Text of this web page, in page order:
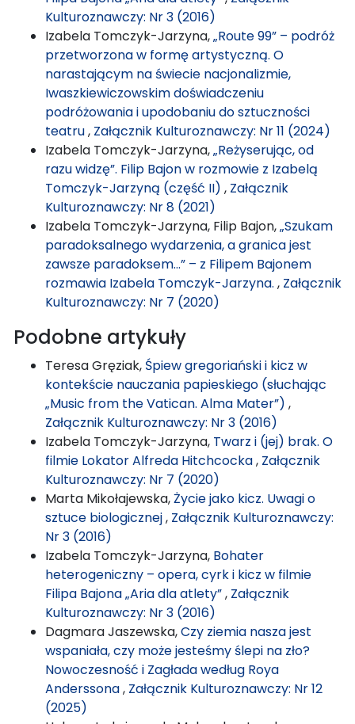
Kulturoznawczy: Nr 3 (2016)
Izabela Tomczyk-Jarzyna,„Route 99” – podróż
przetworzona w formę artystyczną. O
narastającym na świecie nacjonalizmie,
Iwaszkiewiczowskim doświadczeniu
podróżowania i upodobaniu do sztuczności
teatru, Załącznik Kulturoznawczy: Nr 11 (2024)
Izabela Tomczyk-Jarzyna,„Reżyserując, od
razu widzę”. Filip Bajon w rozmowie z Izabelą
Tomczyk-Jarzyną (część II) , Załącznik
Kulturoznawczy: Nr 8 (2021)
Izabela Tomczyk-Jarzyna, Filip Bajon,„Szukam
paradoksalnego wydarzenia, a granica jest
zawsze paradoksem…” – z Filipem Bajonem
rozmawia Izabela Tomczyk-Jarzyna. , Załącznik
Kulturoznawczy: Nr 7 (2020)
Podobne artykuły
Teresa Gręziak, Śpiew gregoriański i kicz w
kontekście nauczania papieskiego (słuchając
„Music from the Vatican. Alma Mater”) ,
Załącznik Kulturoznawczy: Nr 3 (2016)
Izabela Tomczyk-Jarzyna, Twarz i (jej) brak. O
filmie Lokator Alfreda Hitchcocka, Załącznik
Kulturoznawczy: Nr 7 (2020)
Marta Mikołajewska,Życie jako kicz. Uwagi o
sztuce biologicznej, Załącznik Kulturoznawczy:
Nr 3 (2016)
Izabela Tomczyk-Jarzyna, Bohater
heterogeniczny – opera, cyrk i kicz w filmie
Filipa Bajona „Aria dla atlety”, Załącznik
Kulturoznawczy: Nr 3 (2016)
Dagmara Jaszewska,Czy ziemia nasza jest
wspaniała, czy może jesteśmy ślepi na zło?
Nowoczesność i Zagłada według Roya
Anderssona, Załącznik Kulturoznawczy: Nr 12
(2025)